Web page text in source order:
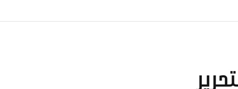
بمؤتمر القيادة التربوية الذكية: نحو مستقبل تعليمي مستدام”